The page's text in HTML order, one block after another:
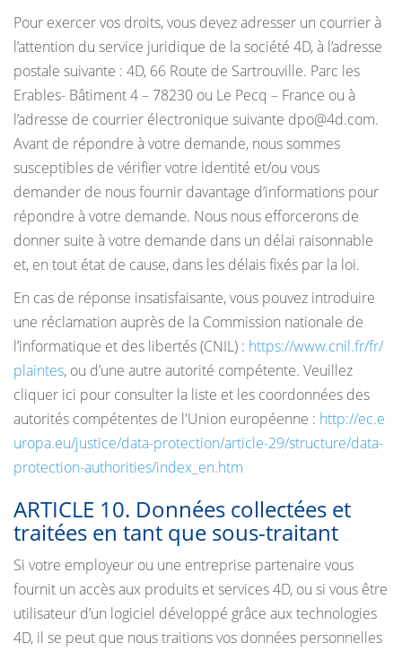
Pour exercer vos droits, vous devez adresser un courrier à
l’attention du service juridique de la société 4D, à l’adresse
postale suivante : 4D, 66 Route de Sartrouville. Parc les
Erables- Bâtiment 4 – 78230 ou Le Pecq – France ou à
l’adresse de courrier électronique suivante dpo@4d.com.
Avant de répondre à votre demande, nous sommes
susceptibles de vérifier votre identité et/ou vous
demander de nous fournir davantage d’informations pour
répondre à votre demande. Nous nous efforcerons de
donner suite à votre demande dans un délai raisonnable
et, en tout état de cause, dans les délais fixés par la loi.
En cas de réponse insatisfaisante, vous pouvez introduire
une réclamation auprès de la Commission nationale de
l’informatique et des libertés (CNIL) : https://www.cnil.fr/fr/
plaintes, ou d’une autre autorité compétente. Veuillez
cliquer ici pour consulter la liste et les coordonnées des
autorités compétentes de l'Union européenne : http://ec.e
uropa.eu/justice/data-protection/article-29/structure/data-
protection-authorities/index_en.htm
ARTICLE 10. Données collectées et
traitées en tant que sous-traitant
Si votre employeur ou une entreprise partenaire vous
fournit un accès aux produits et services 4D, ou si vous être
utilisateur d’un logiciel développé grâce aux technologies
4D, il se peut que nous traitions vos données personnelles